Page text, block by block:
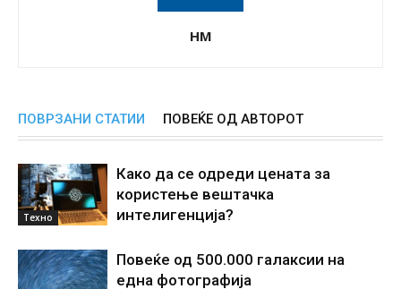
НМ
ПОВРЗАНИ СТАТИИ ПОВЕЌЕ ОД АВТОРОТ
Техно
Како да се одреди цената за
користење вештачка
интелигенциjа?
Повеќе од 500.000 галаксии на
една фотографија